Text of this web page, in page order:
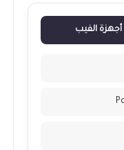
أجهزة الفيب